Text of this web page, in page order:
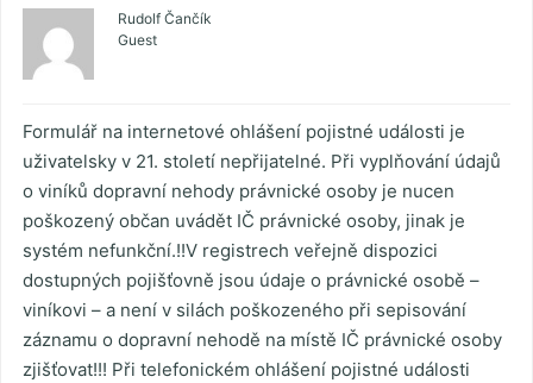
Rudolf Čančík
Guest
Formulář na internetové ohlášení pojistné události je
uživatelsky v 21. století nepřijatelné. Při vyplňování údajů
o viníků dopravní nehody právnické osoby je nucen
poškozený občan uvádět IČ právnické osoby, jinak je
systém nefunkční.!!V registrech veřejně dispozici
dostupných pojišťovně jsou údaje o právnické osobě –
viníkovi – a není v silách poškozeného při sepisování
záznamu o dopravní nehodě na místě IČ právnické osoby
zjišťovat!!! Při telefonickém ohlášení pojistné události